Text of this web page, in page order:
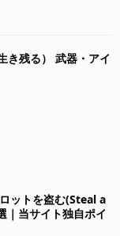
残る） 武器・アイ
ットを盗む(Steal a
当サイト独自ポイ